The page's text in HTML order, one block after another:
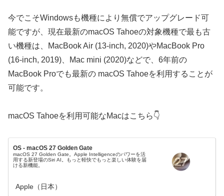
今でこそWindowsも機種により無償でアップグレード可
能ですが、現在最新のmacOS Tahoeの対象機種で最も古
い機種は、MacBook Air (13-inch, 2020)やMacBook Pro
(16-inch, 2019)、Mac mini (2020)などで、6年前の
MacBook Proでも最新の macOS Tahoeを利用することが
可能です。
macOS Tahoeを利用可能なMacはこちら👇
OS - macOS 27 Golden Gate
macOS 27 Golden Gate。Apple Intelligenceのパワーを活
用する新登場のSiri AI。もっと軽快でもっと楽しい体験を届
ける新機能。
Apple（日本）